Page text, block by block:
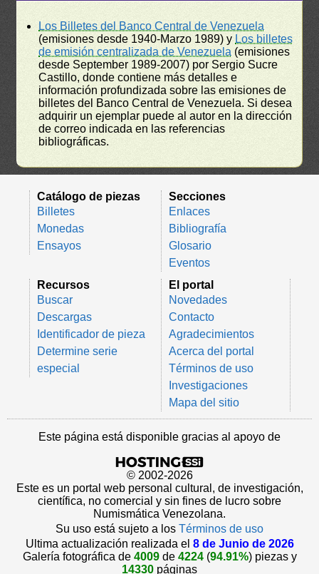
Los Billetes del Banco Central de Venezuela
(emisiones desde 1940-Marzo 1989) y Los billetes
de emisión centralizada de Venezuela (emisiones
desde September 1989-2007) por Sergio Sucre
Castillo, donde contiene más detalles e
información profundizada sobre las emisiones de
billetes del Banco Central de Venezuela. Si desea
adquirir un ejemplar puede al autor en la dirección
de correo indicada en las referencias
bibliográficas.
Catálogo de piezas
Billetes
Monedas
Ensayos
Secciones
Enlaces
Bibliografía
Glosario
Eventos
Recursos
Buscar
Descargas
Identificador de pieza
Determine serie
especial
El portal
Novedades
Contacto
Agradecimientos
Acerca del portal
Términos de uso
Investigaciones
Mapa del sitio
Este página está disponible gracias al apoyo de
© 2002-2026
Este es un portal web personal cultural, de investigación,
científica, no comercial y sin fines de lucro sobre
Numismática Venezolana.
Su uso está sujeto a los Términos de uso
Ultima actualización realizada el 8 de Junio de 2026
Galería fotográfica de 4009de 4224(94.91%) piezas y
14330 páginas